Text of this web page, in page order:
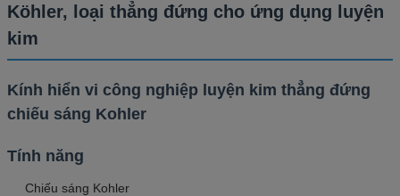
Köhler, loại thẳng đứng cho ứng dụng luyện
kim
Kính hiển vi công nghiệp luyện kim thẳng đứng
chiếu sáng Kohler
Tính năng
Chiếu sáng Kohler